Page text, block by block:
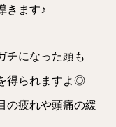
きます♪
チになった頭も
得られますよ◎
の疲れや頭痛の緩